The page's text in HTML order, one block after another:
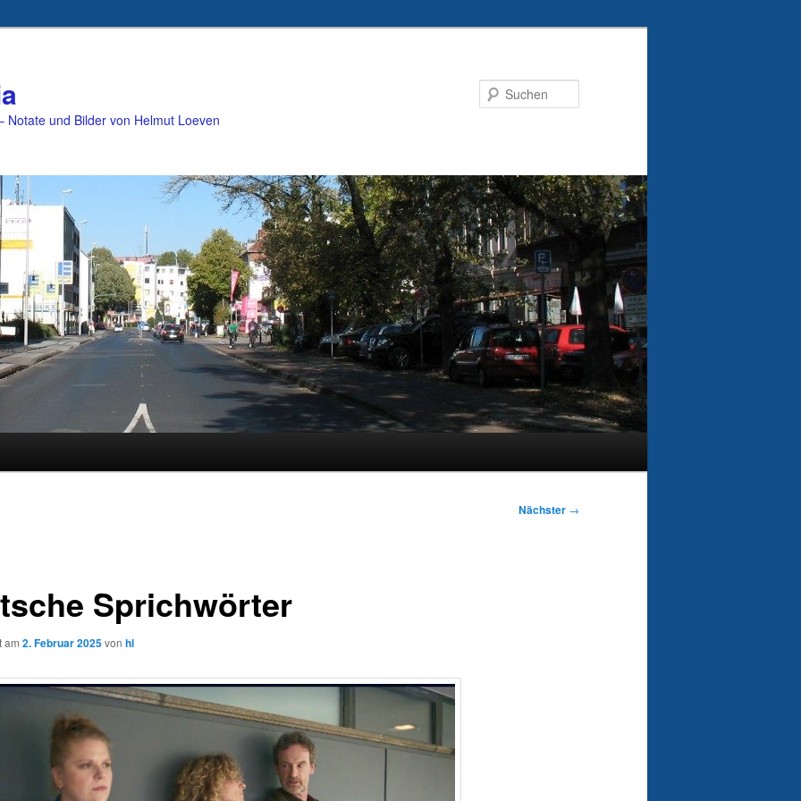
Notate und Bilder von Helmut Loeven
Nächster →
Sprichwörter
am 2. Februar 2025von hl